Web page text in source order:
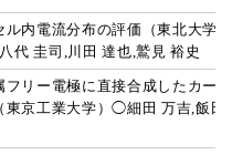
ル内電流分布の評価（東北大学,
代 圭司,川田 達也,鷲見 裕史
フリー電極に直接合成したカー
東京工業大学）◯細田 万吉,飯田